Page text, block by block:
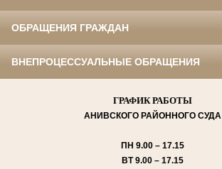
ОБРАЩЕНИЯ ГРАЖДАН
ВНЕПРОЦЕССУАЛЬНЫЕ ОБРАЩЕНИЯ
ГРАФИК РАБОТЫ
АНИВСКОГО РАЙОННОГО СУДА
ПН 9.00 – 17.15
ВТ9.00 – 17.15